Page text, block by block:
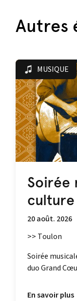
Autres
MUSIQUE
Soirée
culture
20 août. 2026
>> Toulon
Soirée
duo Grand
En savoir plus